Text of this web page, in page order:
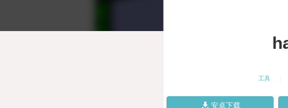
工具
安卓下载